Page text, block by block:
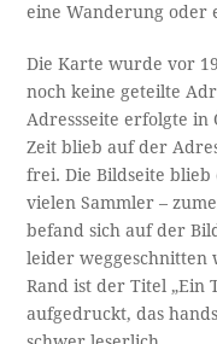
eine Wanderung oder
Die Karte wurde vor
noch keine geteilte
Adressseite erfolgte in
Zeit blieb auf der
frei. Die Bildseite
vielen Sammler –
befand sich auf der
leider weggeschnitten
Rand ist der Titel „Ein
aufgedruckt, das